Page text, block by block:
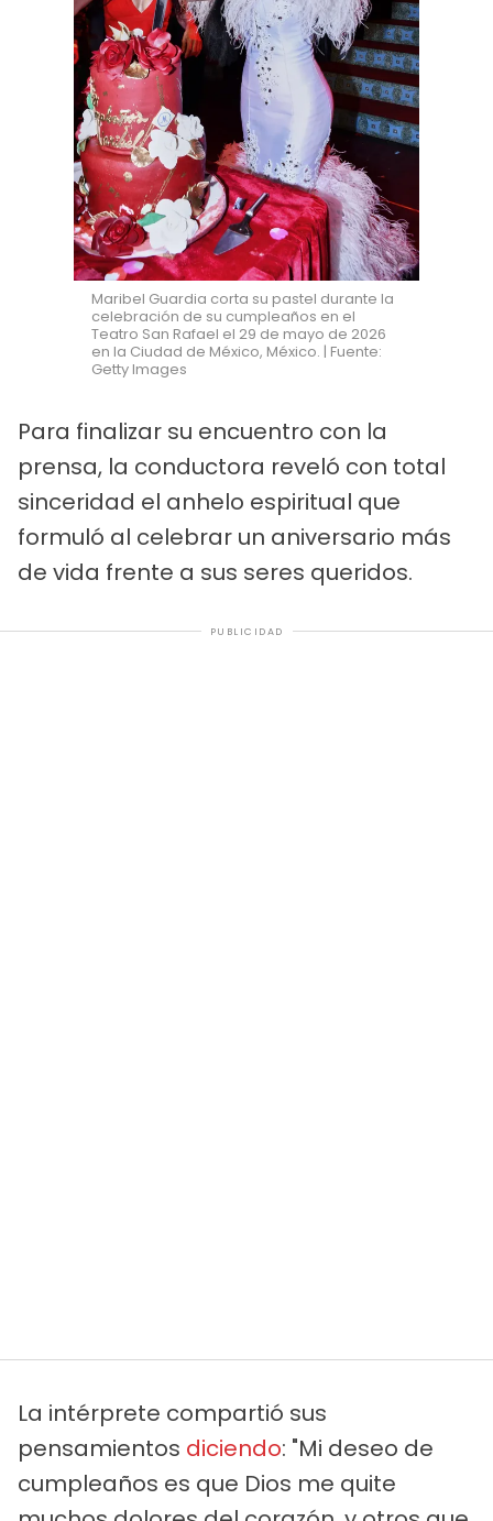
Maribel Guardia corta su pastel durante la
celebración de su cumpleaños en el
Teatro San Rafael el 29 de mayo de 2026
en la Ciudad de México, México. | Fuente:
Getty Images
Para finalizar su encuentro con la
prensa, la conductora reveló con total
sinceridad el anhelo espiritual que
formuló al celebrar un aniversario más
de vida frente a sus seres queridos.
PUBLICIDAD
La intérprete compartió sus
pensamientos diciendo: "Mi deseo de
cumpleaños es que Dios me quite